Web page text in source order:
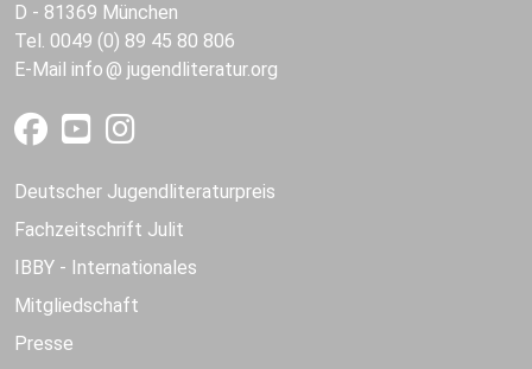
D - 81369 München
Tel. 0049 (0) 89 45 80 806
E-Mail info jugendliteratur.org
Deutscher Jugendliteraturpreis
Fachzeitschrift Julit
IBBY - Internationales
Mitgliedschaft
Presse